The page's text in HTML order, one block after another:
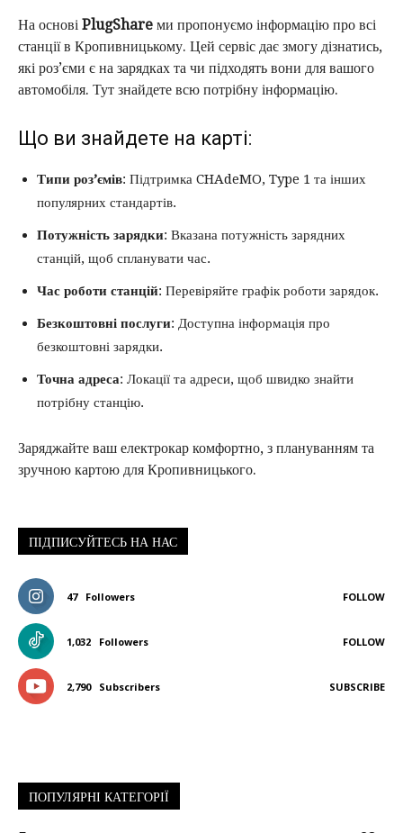
На основі PlugShare ми пропонуємо інформацію про всі
станції в Кропивницькому. Цей сервіс дає змогу дізнатись,
які роз’єми є на зарядках та чи підходять вони для вашого
автомобіля. Тут знайдете всю потрібну інформацію.
Що ви знайдете на карті:
Типи роз’ємів: Підтримка CHAdeMO, Type 1 та інших
популярних стандартів.
Потужність зарядки: Вказана потужність зарядних
станцій, щоб спланувати час.
Час роботи станцій: Перевіряйте графік роботи зарядок.
Безкоштовні послуги: Доступна інформація про
безкоштовні зарядки.
Точна адреса: Локації та адреси, щоб швидко знайти
потрібну станцію.
Заряджайте ваш електрокар комфортно, з плануванням та
зручною картою для Кропивницького.
ПІДПИСУЙТЕСЬ НА НАС
47 Followers FOLLOW
1,032 Followers FOLLOW
2,790 Subscribers SUBSCRIBE
ПОПУЛЯРНІ КАТЕГОРІЇ